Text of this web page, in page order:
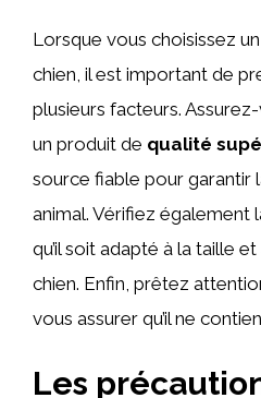
Lorsque vous choisissez
chien, il est important de
plusieurs facteurs.
un produit de qualité
source fiable pour garantir
animal. Vérifiez également
qu’il soit adapté à la taille
chien. Enfin, prêtez
vous assurer qu’il ne
Les